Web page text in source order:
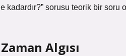
kadardır?” sorusu teorik bir
Algısı